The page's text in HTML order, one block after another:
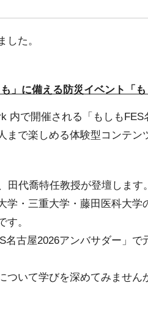
た。
」に備える防災イベント「も
内で開催される「もしも
まで楽しめる体験型コンテン
田代喬特任教授が登壇しま
学・三重大学・藤田医科大学
す。
名古屋2026アンバサダー」
ついて学びを深めてみません